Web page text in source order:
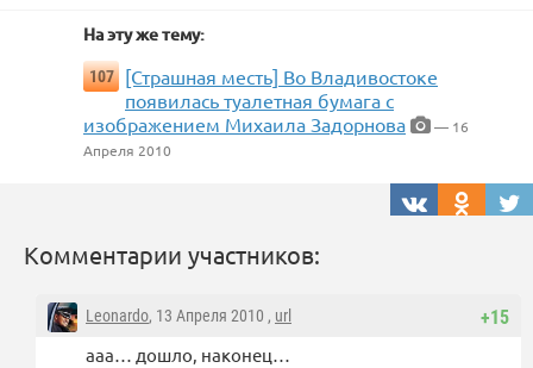
На эту же тему:
107
[Страшная месть] Во Владивостоке
появилась туалетная бумага с
изображением Михаила Задорнова
— 16
Апреля 2010
Комментарии участников:
+15
Leonardo, 13 Апреля 2010 , url
ааа… дошло, наконец…